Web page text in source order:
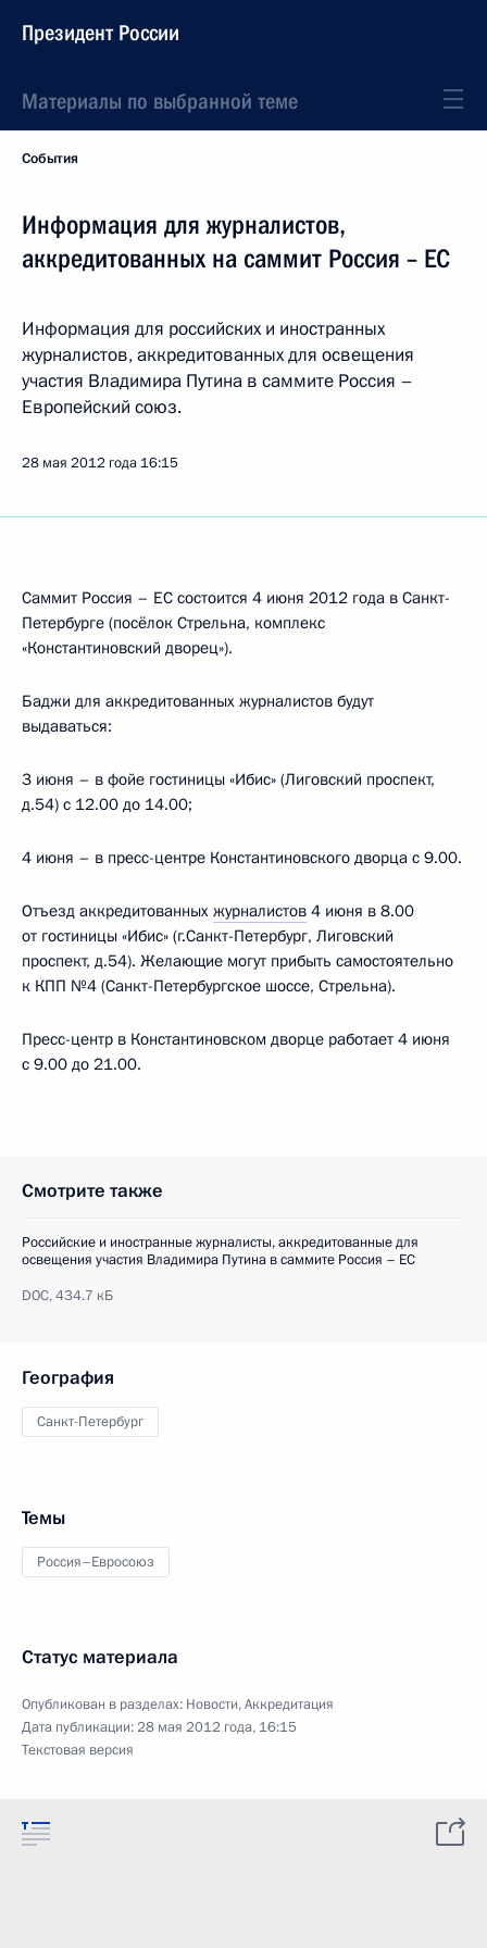
Президент России
Материалы по выбранной теме
События
Информация для журналистов,
аккредитованных на саммит Россия – ЕС
Информация для российских и иностранных
журналистов, аккредитованных для освещения
участия Владимира Путина в саммите Россия –
Европейский союз.
28 мая 2012 года 16:15
Саммит Россия – ЕС состоится 4 июня 2012 года в Санкт-
Петербурге (посёлок Стрельна, комплекс
«Константиновский дворец»).
Баджи для аккредитованных журналистов будут
выдаваться:
3 июня – в фойе гостиницы «Ибис» (Лиговский проспект,
д.54) с 12.00 до 14.00;
4 июня – в пресс-центре Константиновского дворца с 9.00.
Отъезд аккредитованных журналистов 4 июня в 8.00
от гостиницы «Ибис» (г.Санкт-Петербург, Лиговский
проспект, д.54). Желающие могут прибыть самостоятельно
к КПП №4 (Санкт-Петербургское шоссе, Стрельна).
Пресс-центр в Константиновском дворце работает 4 июня
с 9.00 до 21.00.
Смотрите также
Российские и иностранные журналисты, аккредитованные для
освещения участия Владимира Путина в саммите Россия – ЕС
DOC,434.7 кБ
География
Санкт-Петербург
Темы
Россия–Евросоюз
Статус материала
Опубликован в разделах: Новости,Аккредитация
Дата публикации:28 мая 2012 года, 16:15
Текстовая версия